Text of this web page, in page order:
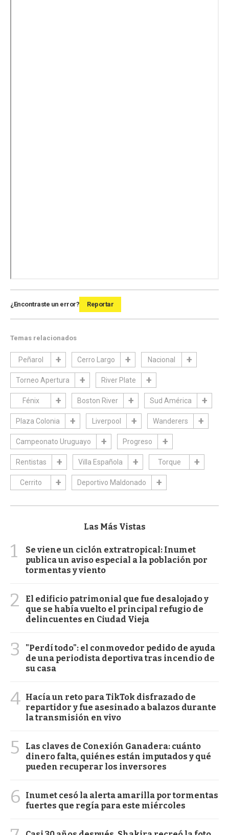
¿Encontraste un error? Reportar
Temas relacionados
Peñarol Cerro Largo Nacional
Torneo Apertura River Plate
Fénix Boston River Sud América
Plaza Colonia Liverpool Wanderers
Campeonato Uruguayo Progreso
Rentistas Villa Española Torque
Cerrito Deportivo Maldonado
Las Más Vistas
1
Se viene un ciclón extratropical: Inumet
publica un aviso especial a la población por
tormentas y viento
2
El edificio patrimonial que fue desalojado y
que se había vuelto el principal refugio de
delincuentes en Ciudad Vieja
3
"Perdí todo": el conmovedor pedido de ayuda
de una periodista deportiva tras incendio de
su casa
4 Hacía un reto para TikTok disfrazado de
repartidor y fue asesinado a balazos durante
la transmisión en vivo
5
Las claves de Conexión Ganadera: cuánto
dinero falta, quiénes están imputados y qué
pueden recuperar los inversores
6
Inumet cesó la alerta amarilla por tormentas
fuertes que regía para este miércoles